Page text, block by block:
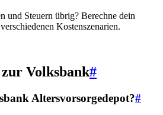
und Steuern übrig? Berechne dein
Kostenszenarien.
Volksbank#
Altersvorsorgedepot?#